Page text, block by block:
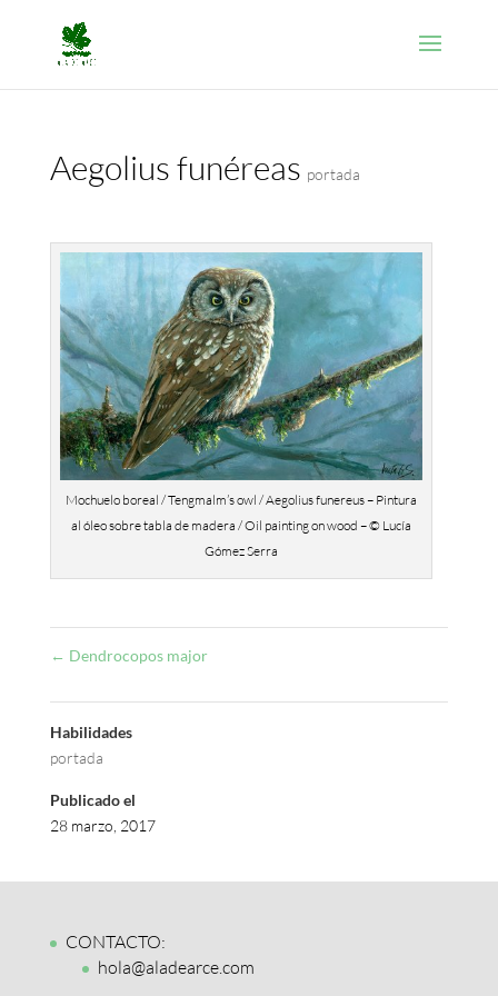
Aegolius funéreas portada
Mochuelo boreal / Tengmalm’s owl / Aegolius funereus – Pintura
al óleo sobre tabla de madera / Oil painting on wood – © Lucía
Gómez Serra
← Dendrocopos major
Habilidades
portada
Publicado el
28 marzo, 2017
CONTACTO:
hola@aladearce.com